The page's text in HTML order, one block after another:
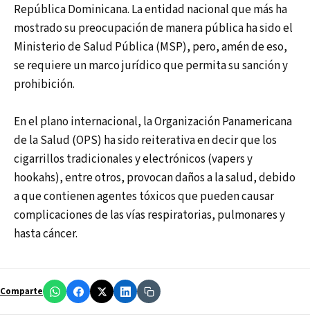
República Dominicana. La entidad nacional que más ha
mostrado su preocupación de manera pública ha sido el
Ministerio de Salud Pública (MSP), pero, amén de eso,
se requiere un marco jurídico que permita su sanción y
prohibición.
En el plano internacional, la Organización Panamericana
de la Salud (OPS) ha sido reiterativa en decir que los
cigarrillos tradicionales y electrónicos (vapers y
hookahs), entre otros, provocan daños a la salud, debido
a que contienen agentes tóxicos que pueden causar
complicaciones de las vías respiratorias, pulmonares y
hasta cáncer.
Comparte